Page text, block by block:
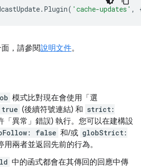
. Plugin( 'cache-updates' ,
，請參閱說明文件。
模式比對現在會使用「選
(後續符號連結) 和 strict:
「異常」錯誤) 執行。您可以在建構設
false 和/或 globStrict:
用兩者並返回先前的行為。
中的函式都會在其傳回的回應中傳